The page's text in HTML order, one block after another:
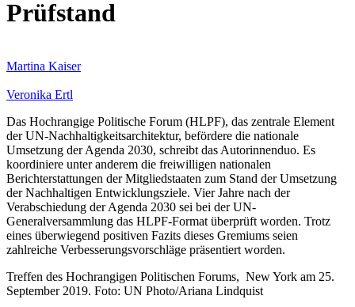
Prüfstand
Martina Kaiser
Veronika Ertl
Das Hochrangige Politische Forum (HLPF), das zentrale Element
der UN-Nachhaltigkeitsarchitektur, befördere die nationale
Umsetzung der Agenda 2030, schreibt das Autorinnenduo. Es
koordiniere unter anderem die freiwilligen nationalen
Berichterstattungen der Mitgliedstaaten zum Stand der Umsetzung
der Nachhaltigen Entwicklungsziele. Vier Jahre nach der
Verabschiedung der Agenda 2030 sei bei der UN-
Generalversammlung das HLPF-Format überprüft worden. Trotz
eines überwiegend positiven Fazits dieses Gremiums seien
zahlreiche Verbesserungsvorschläge präsentiert worden.
Treffen des Hochrangigen Politischen Forums, New York am 25.
September 2019. Foto: UN Photo/Ariana Lindquist